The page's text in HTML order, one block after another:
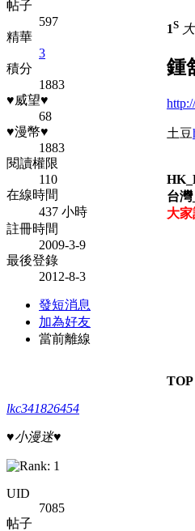
帖子
597
精華
3
積分
1883
♥威望♥
68
♥漫幣♥
1883
閱讀權限
110
在線時間
437 小時
註冊時間
2009-3-9
最後登錄
2012-8-3
發短消息
加為好友
當前離線
1S 大
鍾
土豆
台
大
TOP
lkc341826454
♥小漫迷♥
UID
7085
帖子